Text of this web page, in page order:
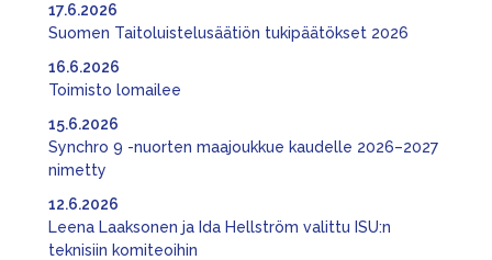
Suomen Taitoluistelusäätiön tukipäätökset 2026
17.6.2026
Toimisto lomailee
16.6.2026
Synchro 9 -nuorten maajoukkue kaudelle 2026–2027
nimetty
15.6.2026
Leena Laaksonen ja Ida Hellström valittu ISU:n
teknisiin komiteoihin
12.6.2026